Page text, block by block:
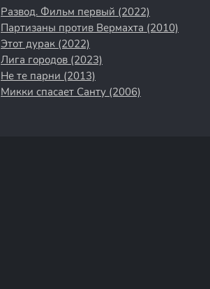
Развод. Фильм первый (2022)
Партизаны против Вермахта (2010)
Этот дурак (2022)
Лига городов (2023)
Не те парни (2013)
Микки спасает Санту (2006)